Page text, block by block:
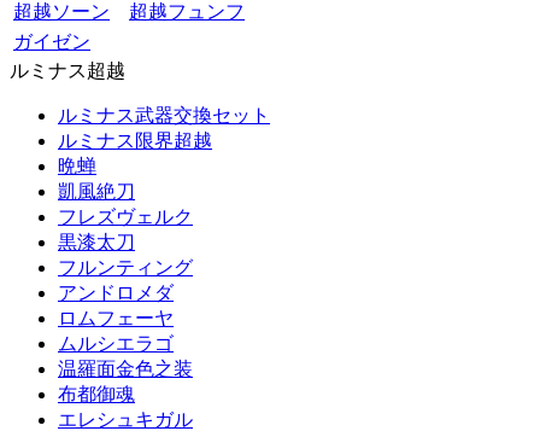
超越ソーン
超越フュンフ
ガイゼン
ルミナス超越
ルミナス武器交換セット
ルミナス限界超越
晩蝉
凱風絶刀
フレズヴェルク
黒漆太刀
フルンティング
アンドロメダ
ロムフェーヤ
ムルシエラゴ
温羅面金色之装
布都御魂
エレシュキガル